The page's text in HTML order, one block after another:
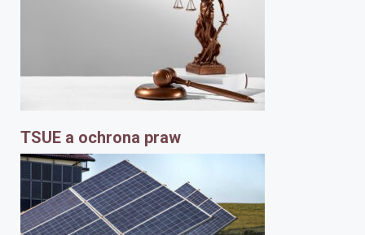
TSUE a ochrona praw